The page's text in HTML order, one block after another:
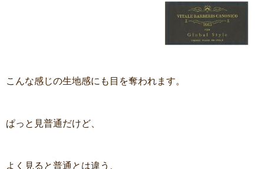
こんな感じの生地感にも目を奪われます。
ぱっと見普通だけど、
よく見ると普通とは違う、